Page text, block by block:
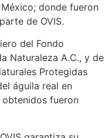
donde fueron
de OVIS.
del Fondo
Naturaleza A.C., y de
Protegidas
águila real en
fueron